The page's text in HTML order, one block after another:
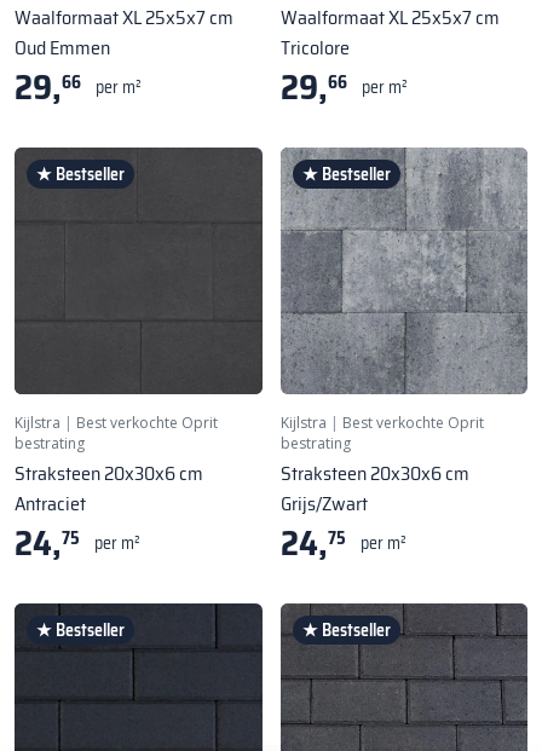
Waalformaat XL 25x5x7 cm
Oud Emmen
29,66 per m²
Waalformaat XL 25x5x7 cm
Tricolore
29,66 per m²
★ Bestseller
Kijlstra | Best verkochte Oprit
bestrating
Straksteen 20x30x6 cm
Antraciet
24,75 per m²
★ Bestseller
Kijlstra | Best verkochte Oprit
bestrating
Straksteen 20x30x6 cm
Grijs/Zwart
24,75 per m²
★ Bestseller ★ Bestseller